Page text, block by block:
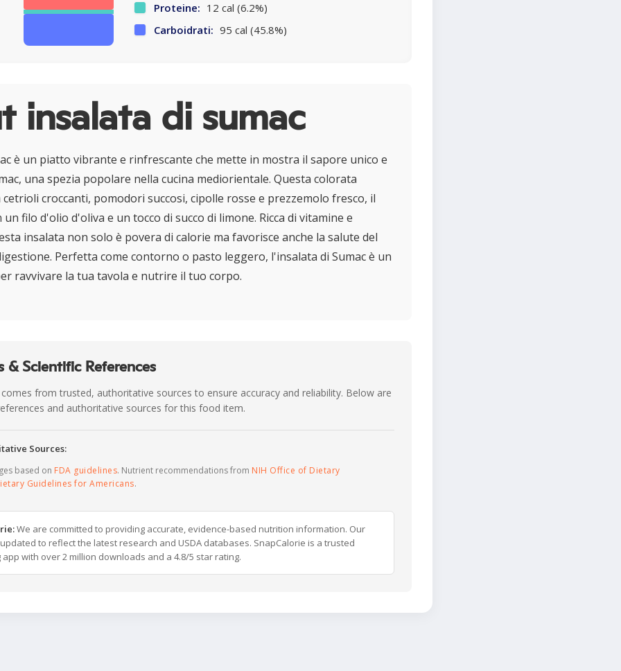
Proteine: 12 cal (6.2%)
Carboidrati: 95 cal (45.8%)
insalata di sumac
è un piatto vibrante e rinfrescante che mette in mostra il sapore unico e
una spezia popolare nella cucina mediorientale. Questa colorata
croccanti, pomodori succosi, cipolle rosse e prezzemolo fresco, il
filo d'olio d'oliva e un tocco di succo di limone. Ricca di vitamine e
insalata non solo è povera di calorie ma favorisce anche la salute del
Perfetta come contorno o pasto leggero, l'insalata di Sumac è un
ravvivare la tua tavola e nutrire il tuo corpo.
& Scientific References
from trusted, authoritative sources to ensure accuracy and reliability. Below are
and authoritative sources for this food item.
Sources:
based on FDA guidelines. Nutrient recommendations from NIH Office of Dietary
Guidelines for Americans.
We are committed to providing accurate, evidence-based nutrition information. Our
to reflect the latest research and USDA databases. SnapCalorie is a trusted
with over 2 million downloads and a 4.8/5 star rating.